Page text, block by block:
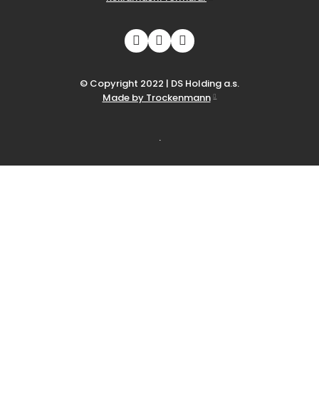
© Copyright 2022 | DS Holding a.s.
Made by Trockenmann
.